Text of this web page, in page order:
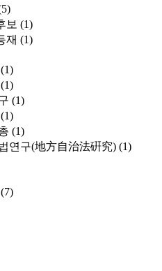
보 (1)
재 (1)
(1)
(1)
(1)
(1)
(1)
연구(地方自治法硏究) (1)
(7)